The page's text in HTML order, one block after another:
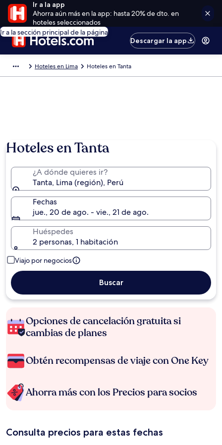
Ir a la app
Ahorra aún más en la app: hasta 20% de dto. en
hoteles seleccionados
Ir a la sección principal de la página
Descargar la app
Hoteles en Lima Hoteles en Tanta
Hoteles en Tanta
¿A dónde quieres ir?
Tanta, Lima (región), Perú
Fechas
jue., 20 de ago. - vie., 21 de ago.
Huéspedes
2 personas, 1 habitación
Viajo por negocios
Buscar
Opciones de cancelación gratuita si
cambias de planes
Obtén recompensas de viaje con One Key
Ahorra más con los Precios para socios
Consulta precios para estas fechas